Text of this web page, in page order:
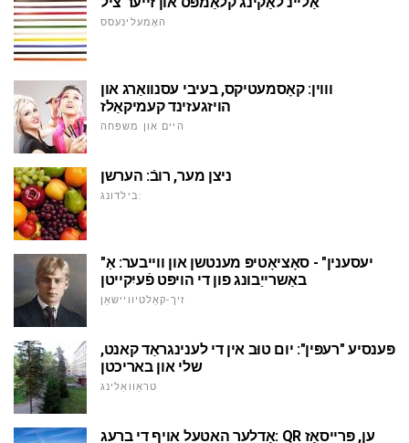
האָמעלינעסס
וווין: קאָסמעטיקס, בעיבי עסנוואַרג און
הויזגעזינד קעמיקאַלז
היים און משפּחה
ניצן מער, רובֿ: הערשן
בילדונג:
"יעסענין" - סאָציאָטיפּ מענטשן און ווייבער: אַ
באַשרייַבונג פון די הויפּט פֿעיִקייטן
זיך-קאַלטיוויישאַן
פּענסיע "רעפּין": יום טוּב אין די לענינגראַד קאנט,
שלי און באריכטן
טראַוואַלינג
אַדלער האטעל אויף די ברעג: QR ען, פּרייסאַז